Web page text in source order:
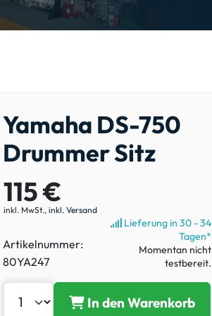
Yamaha DS-750
Drummer Sitz
115 €
inkl. MwSt., inkl. Versand
Artikelnummer:
80YA247
Lieferung in 30 - 34
Tagen*
Momentan nicht
testbereit.
In den Warenkorb